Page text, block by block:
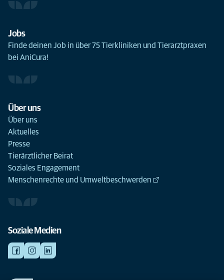
Jobs
Finde deinen Job in über 75 Tierkliniken und Tierarztpraxen
bei AniCura!
Über uns
Über uns
Aktuelles
Presse
Tierärztlicher Beirat
Soziales Engagement
Menschenrechte und Umweltbeschwerden
Soziale Medien